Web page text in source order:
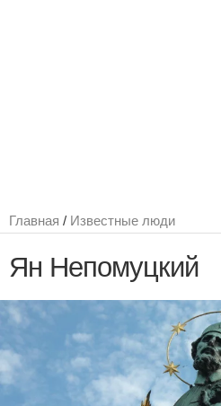
Главная / Известные люди
Ян Непомуцкий